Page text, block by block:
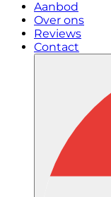
Aanbod
Over ons
Reviews
Contact